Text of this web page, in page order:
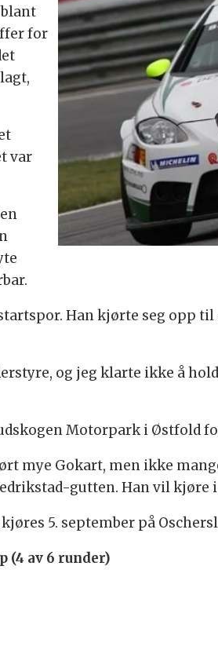
for
var
Han kjørte seg opp
og jeg klarte ikke å
Motorpark i Østfold
mye Gokart, men ikke
gutten. Han vil kjøre
5. september på
(4 av 6 runder)